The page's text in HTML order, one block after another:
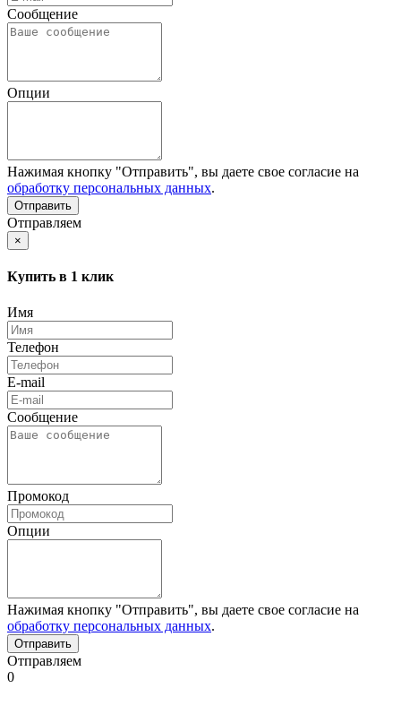
Сообщение
Опции
Нажимая кнопку "Отправить", вы даете свое согласие на
обработку персональных данных.
Отправляем
×
Купить в 1 клик
Имя
Телефон
E-mail
Сообщение
Промокод
Опции
Нажимая кнопку "Отправить", вы даете свое согласие на
обработку персональных данных.
Отправляем
0